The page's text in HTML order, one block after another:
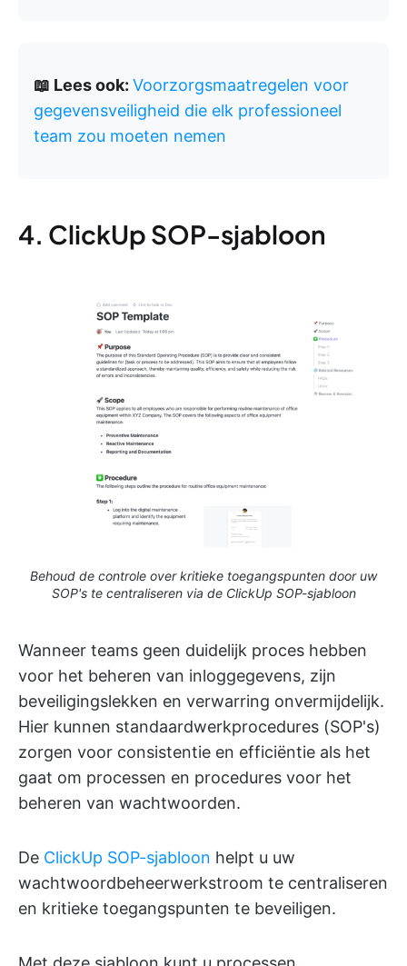
📖 Lees ook: Voorzorgsmaatregelen voor
gegevensveiligheid die elk professioneel
team zou moeten nemen
4. ClickUp SOP-sjabloon
Behoud de controle over kritieke toegangspunten door uw
SOP's te centraliseren via de ClickUp SOP-sjabloon
Wanneer teams geen duidelijk proces hebben
voor het beheren van inloggegevens, zijn
beveiligingslekken en verwarring onvermijdelijk.
Hier kunnen standaardwerkprocedures (SOP's)
zorgen voor consistentie en efficiëntie als het
gaat om processen en procedures voor het
beheren van wachtwoorden.
De ClickUp SOP-sjabloon helpt u uw
wachtwoordbeheerwerkstroom te centraliseren
en kritieke toegangspunten te beveiligen.